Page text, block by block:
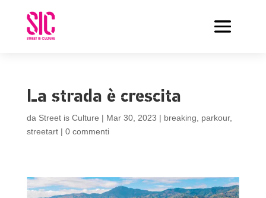
La strada è crescita
da Street is Culture | Mar 30, 2023 | breaking parkour,
streetart| 0 commenti